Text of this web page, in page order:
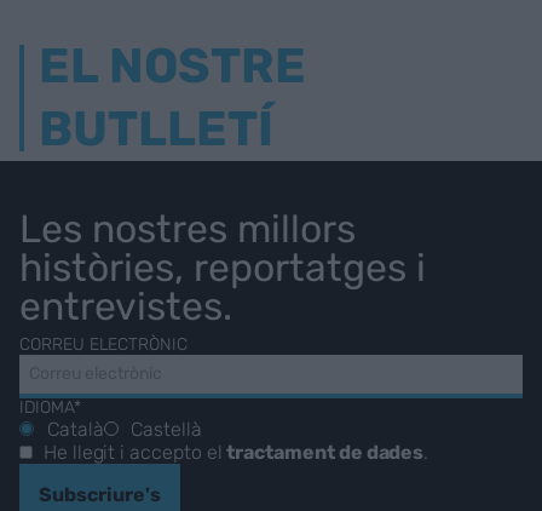
EL NOSTRE
BUTLLETÍ
Les nostres millors
històries, reportatges i
entrevistes.
CORREU ELECTRÒNIC
IDIOMA*
Català
Castellà
He llegit i accepto eltractament de dades
Subscriure's